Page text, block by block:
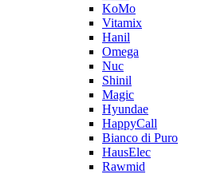
KoMo
Vitamix
Hanil
Omega
Nuc
Shinil
Magic
Hyundae
HappyCall
Bianco di Puro
HausElec
Rawmid